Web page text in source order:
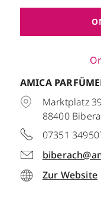
AMICA
Marktplatz
88400
07351
Zur Website